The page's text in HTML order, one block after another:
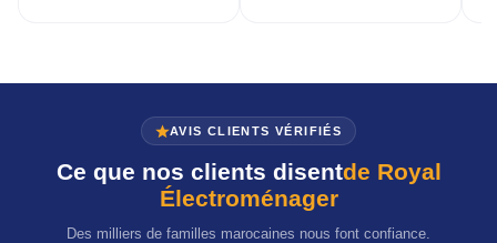
AVIS CLIENTS VÉRIFIÉS
Ce que nos clients disentde Royal
Électroménager
Des milliers de familles marocaines nous font confiance.